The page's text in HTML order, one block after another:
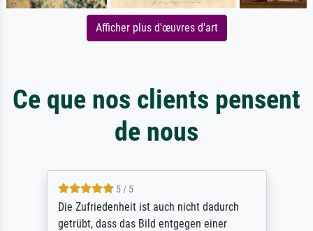
Afficher plus d'œuvres d'art
Ce que nos clients pensent
de nous
5 / 5
Die Zufriedenheit ist auch nicht dadurch
getrübt, dass das Bild entgegen einer